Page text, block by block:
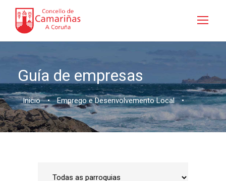
Guía de empresas
Inicio • Emprego e Desenvolvemento Local •